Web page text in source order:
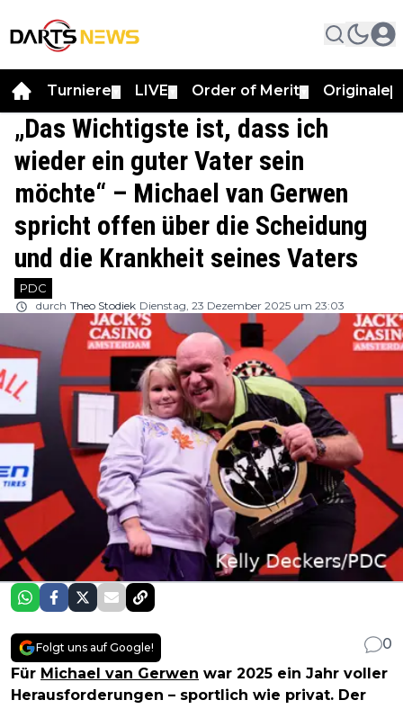
Turniere LIVE Order of Merit Originale
„Das Wichtigste ist, dass ich
wieder ein guter Vater sein
möchte“ – Michael van Gerwen
spricht offen über die Scheidung
und die Krankheit seines Vaters
PDC
durch Theo Stodiek Dienstag, 23 Dezember 2025 um 23:03
Folgt uns auf Google!
0
Für Michael van Gerwen war 2025 ein Jahr voller
Herausforderungen – sportlich wie privat. Der